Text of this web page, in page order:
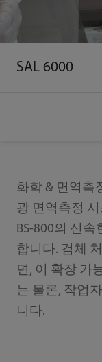
SAL 6000
화학 & 면역측
광 면역측정
BS-800의 신
합니다. 검체
면, 이 확장 가
는 물론, 작업
니다.